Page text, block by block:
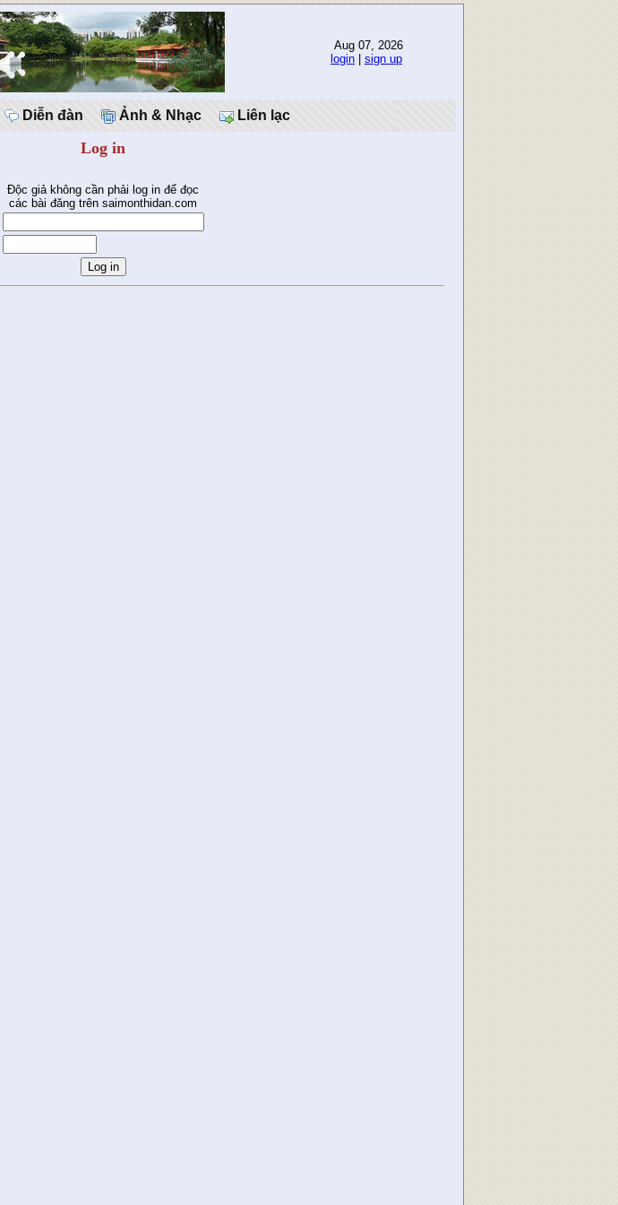
Aug 07, 2026
login
sign up
Diễn đàn Ảnh & Nhạc Liên lạc
Log in
Độc giả không cần phải log in để đọc
các bài đăng trên saimonthidan.com